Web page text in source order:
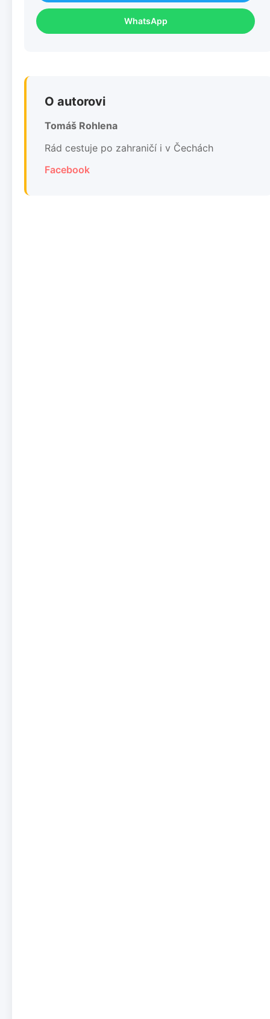
WhatsApp
O autorovi
Tomáš Rohlena
Rád cestuje po zahraničí i v Čechách
Facebook